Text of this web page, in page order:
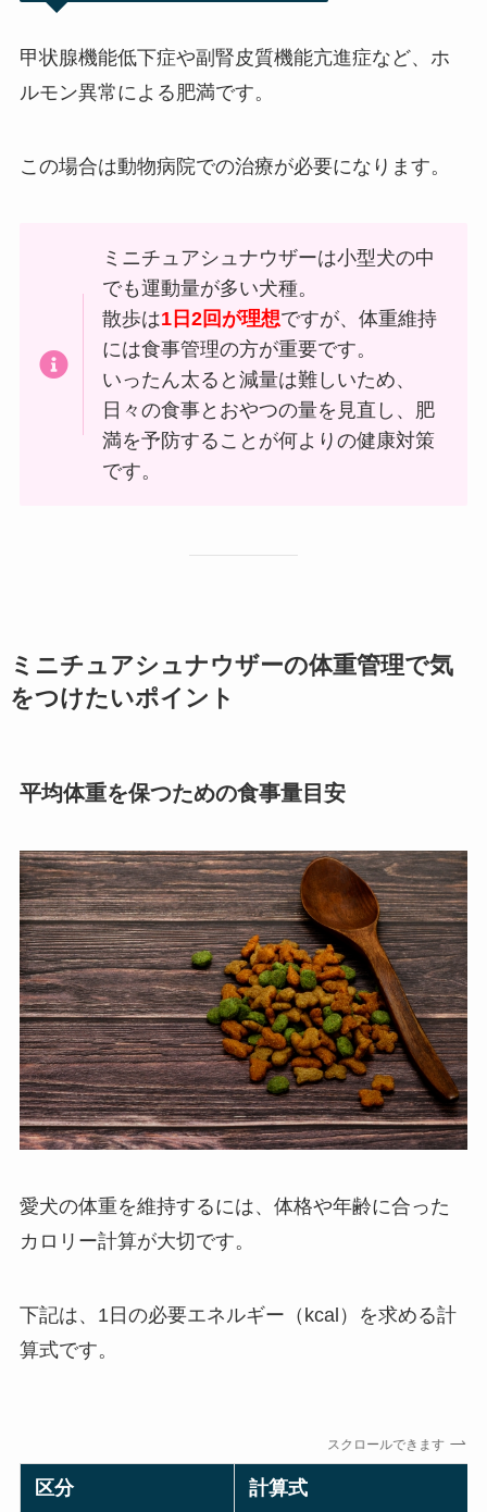
甲状腺機能低下症や副腎皮質機能亢進症など、ホ
ルモン異常による肥満です。
この場合は動物病院での治療が必要になります。
ミニチュアシュナウザーは小型犬の中
でも運動量が多い犬種。
散歩は1日2回が理想ですが、体重維持
には食事管理の方が重要です。
いったん太ると減量は難しいため、
日々の食事とおやつの量を見直し、肥
満を予防することが何よりの健康対策
です。
ミニチュアシュナウザーの体重管理で気
をつけたいポイント
平均体重を保つための食事量目安
愛犬の体重を維持するには、体格や年齢に合った
カロリー計算が大切です。
下記は、1日の必要エネルギー（kcal）を求める計
算式です。
スクロールできます
区分 計算式